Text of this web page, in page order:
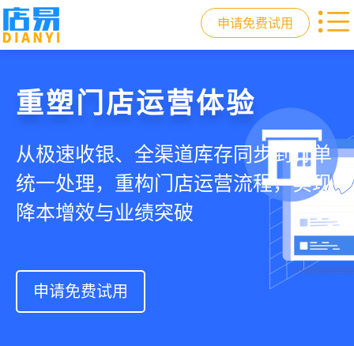
申请免费试用
门店收银，就用店易
智慧收银+商品库存+会员增长+小程序
商城，一套系统解决开店管店及业绩
增长难题
申请免费试用
重塑门店运营体验
从极速收银、全渠道库存同步到订单
统一处理，重构门店运营流程，实现
降本增效与业绩突破
申请免费试用
驱动私域会员增长
从支付即会员、精准营销到优惠券互
通，驱动私域流量沉淀和会员复购，
提升忠诚度和营销效果
申请免费试用
快速拓展生意边界
借助小程序商城、线上引流到线下售
后，打通全域销售渠道，拓展生意边
界，提升顾客体验
申请免费试用